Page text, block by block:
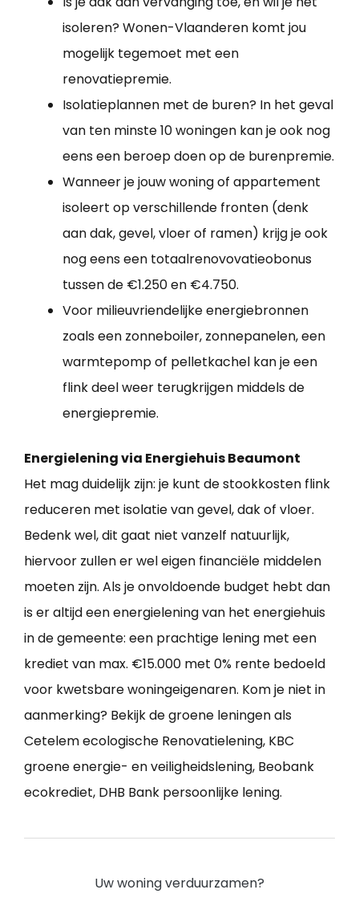
isoleren? Wonen-Vlaanderen komt jou
mogelijk tegemoet met een
renovatiepremie.
Isolatieplannen met de buren? In het geval
van ten minste 10 woningen kan je ook nog
eens een beroep doen op de burenpremie.
Wanneer je jouw woning of appartement
isoleert op verschillende fronten (denk
aan dak, gevel, vloer of ramen) krijg je ook
nog eens een totaalrenovovatieobonus
tussen de €1.250 en €4.750.
Voor milieuvriendelijke energiebronnen
zoals een zonneboiler, zonnepanelen, een
warmtepomp of pelletkachel kan je een
flink deel weer terugkrijgen middels de
energiepremie.
Energielening via Energiehuis Beaumont
Het mag duidelijk zijn: je kunt de stookkosten flink
reduceren met isolatie van gevel, dak of vloer.
Bedenk wel, dit gaat niet vanzelf natuurlijk,
hiervoor zullen er wel eigen financiële middelen
moeten zijn. Als je onvoldoende budget hebt dan
is er altijd een energielening van het energiehuis
in de gemeente: een prachtige lening met een
krediet van max. €15.000 met 0% rente bedoeld
voor kwetsbare woningeigenaren. Kom je niet in
aanmerking? Bekijk de groene leningen als
Cetelem ecologische Renovatielening, KBC
groene energie- en veiligheidslening, Beobank
ecokrediet, DHB Bank persoonlijke lening.
Uw woning verduurzamen?